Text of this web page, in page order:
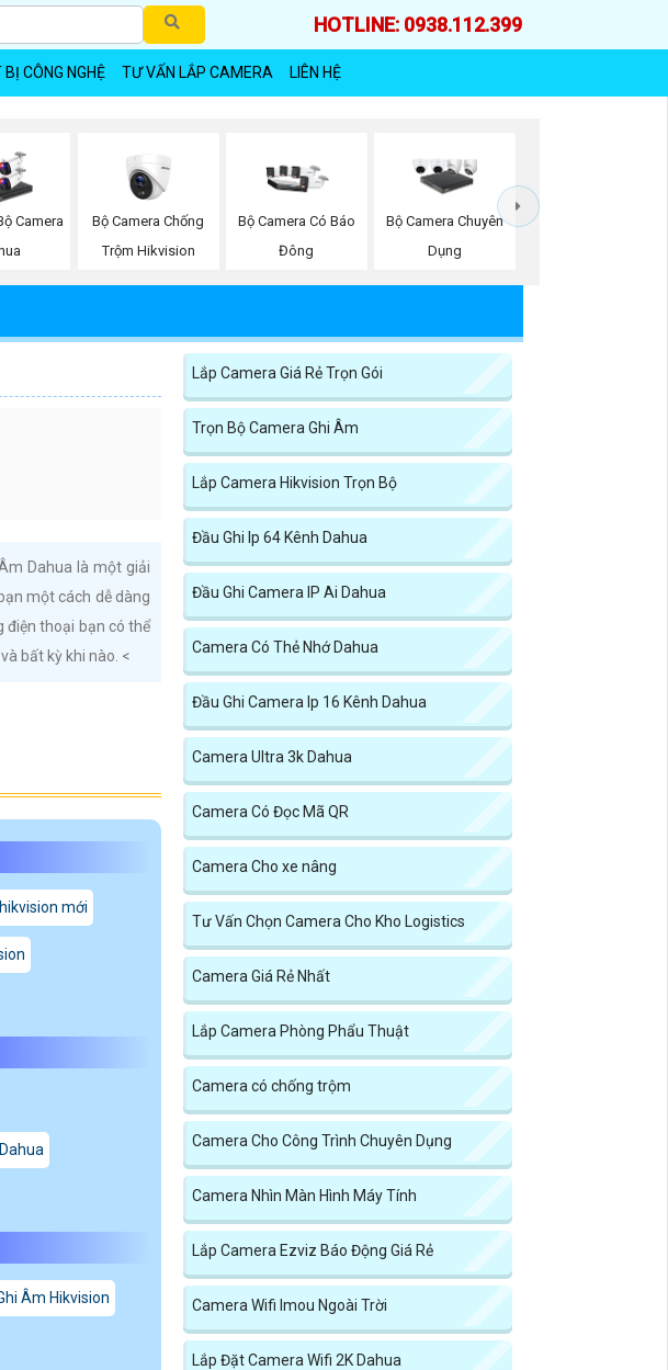
HOTLINE: 0938.112.399
BỊ CÔNG NGHỆ TƯ VẤN LẮP CAMERA LIÊN HỆ
Camera
Bộ Camera Chống
Trộm Hikvision
Bộ Camera Có Báo
Đông
Bộ Camera Chuyên
Dụng
Dahua là một giải
một cách dễ dàng
điện thoại bạn có thể
bất kỳ khi nào. <
mới
Âm Hikvision
Lắp Camera Giá Rẻ Trọn Gói
Trọn Bộ Camera Ghi Âm
Lắp Camera Hikvision Trọn Bộ
Đầu Ghi Ip 64 Kênh Dahua
Đầu Ghi Camera IP Ai Dahua
Camera Có Thẻ Nhớ Dahua
Đầu Ghi Camera Ip 16 Kênh Dahua
Camera Ultra 3k Dahua
Camera Có Đọc Mã QR
Camera Cho xe nâng
Tư Vấn Chọn Camera Cho Kho Logistics
Camera Giá Rẻ Nhất
Lắp Camera Phòng Phẩu Thuật
Camera có chống trộm
Camera Cho Công Trình Chuyên Dụng
Camera Nhìn Màn Hình Máy Tính
Lắp Camera Ezviz Báo Động Giá Rẻ
Camera Wifi Imou Ngoài Trời
Lắp Đặt Camera Wifi 2K Dahua